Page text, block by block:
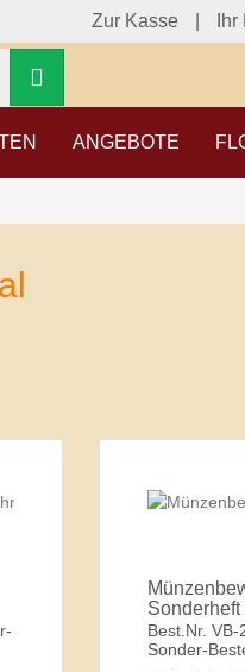
Zur Kasse
ANGEBOTE
Sonderheft
Best.Nr.
Sonder-